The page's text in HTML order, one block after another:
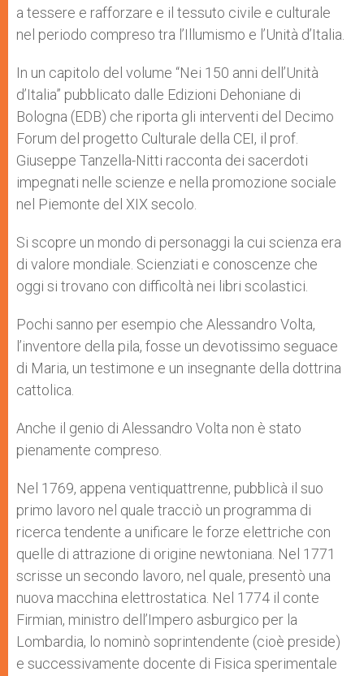
a tessere e rafforzare e il tessuto civile e culturale
nel periodo compreso tra l’Illumismo e l’Unità d’Italia.
In un capitolo del volume “Nei 150 anni dell’Unità
d’Italia” pubblicato dalle Edizioni Dehoniane di
Bologna (EDB) che riporta gli interventi del Decimo
Forum del progetto Culturale della CEI, il prof.
Giuseppe Tanzella-Nitti racconta dei sacerdoti
impegnati nelle scienze e nella promozione sociale
nel Piemonte del XIX secolo.
Si scopre un mondo di personaggi la cui scienza era
di valore mondiale. Scienziati e conoscenze che
oggi si trovano con difficoltà nei libri scolastici.
Pochi sanno per esempio che Alessandro Volta,
l’inventore della pila, fosse un devotissimo seguace
di Maria, un testimone e un insegnante della dottrina
cattolica.
Anche il genio di Alessandro Volta non è stato
pienamente compreso.
Nel 1769, appena ventiquattrenne, pubblicà il suo
primo lavoro nel quale tracciò un programma di
ricerca tendente a unificare le forze elettriche con
quelle di attrazione di origine newtoniana. Nel 1771
scrisse un secondo lavoro, nel quale, presentò una
nuova macchina elettrostatica. Nel 1774 il conte
Firmian, ministro dell’Impero asburgico per la
Lombardia, lo nominò soprintendente (cioè preside)
e successivamente docente di Fisica sperimentale